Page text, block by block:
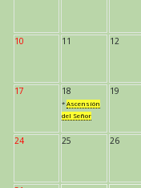
10 11 12
17 18
* Ascensión
del Señor
19
24 25 26